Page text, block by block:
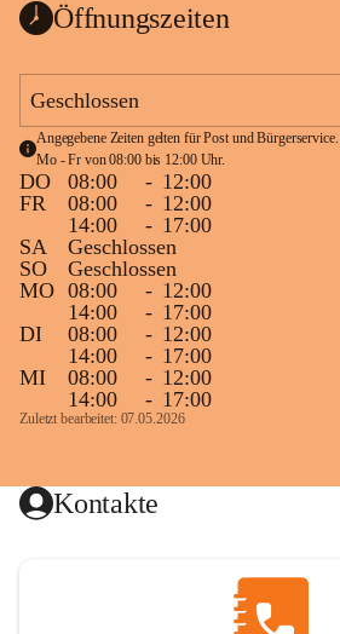
Öffnungszeiten
Geschlossen
Angegebene Zeiten gelten für Post und
Mo - Fr von 08:00 bis 12:00 Uhr.
DO 08:00 - 12:00
FR
08:00 - 12:00
14:00
- 17:00
SA
Geschlossen
SO
Geschlossen
MO 08:00 - 12:00
14:00
- 17:00
DI
08:00 - 12:00
14:00
- 17:00
MI
08:00 - 12:00
14:00
- 17:00
Zuletzt bearbeitet: 07.05.2026
Kontakte